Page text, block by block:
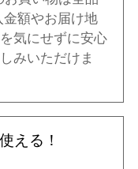
額やお届け地
気にせずに安心
みいただけま
える！